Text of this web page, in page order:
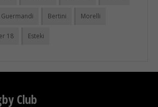
Guermandi Bertini Morelli
18 Esteki
Club